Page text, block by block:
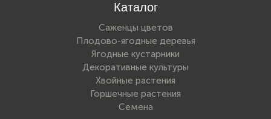
Каталог
Саженцы цветов
Плодово-ягодные деревья
Ягодные кустарники
Декоративные культуры
Хвойные растения
Горшечные растения
Семена